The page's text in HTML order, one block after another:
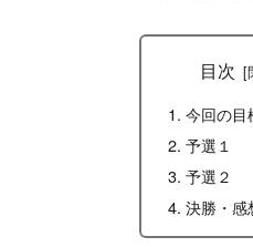
目次
今回の目
予選１
予選２
決勝・感